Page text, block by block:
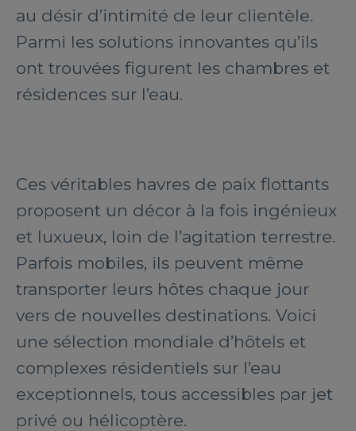
au désir d’intimité de leur clientèle.
Parmi les solutions innovantes qu’ils
ont trouvées figurent les chambres et
résidences sur l’eau.
Ces véritables havres de paix flottants
proposent un décor à la fois ingénieux
et luxueux, loin de l’agitation terrestre.
Parfois mobiles, ils peuvent même
transporter leurs hôtes chaque jour
vers de nouvelles destinations. Voici
une sélection mondiale d’hôtels et
complexes résidentiels sur l’eau
exceptionnels, tous accessibles par jet
privé ou hélicoptère.